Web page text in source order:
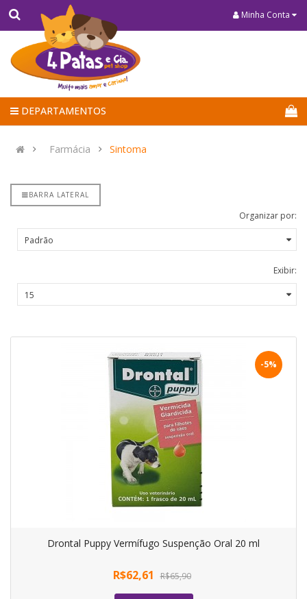
Minha Conta
DEPARTAMENTOS
Farmácia Sintoma
BARRA LATERAL
Organizar por:
Exibir:
-5%
Drontal Puppy Vermífugo Suspenção Oral 20 ml
R$62,61 R$65,90